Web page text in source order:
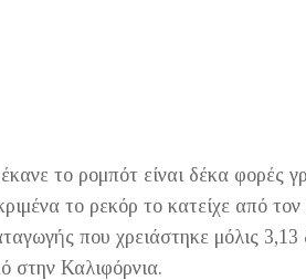
το ρομπότ είναι δέκα φορές
το ρεκόρ το κατείχε από
που χρειάστηκε μόλις
στην Καλιφόρνια.